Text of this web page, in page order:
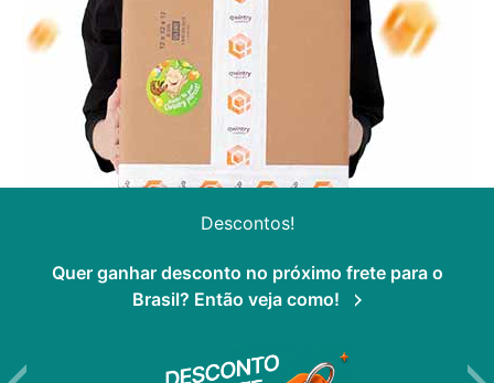
Descontos!
Quer ganhar desconto no próximo frete para o
Brasil? Então veja como!